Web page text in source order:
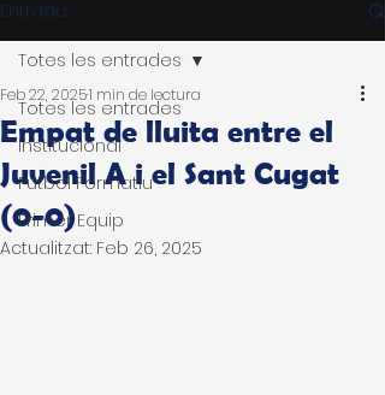
Entrada
Totes les entrades
Institucional
Futbol Formatiu
Primer Equip
Totes les entrades
Empat de lluita entre el
Juvenil A i el Sant Cugat
(0-0)
Feb 22, 20251 min de lectura
Actualitzat: Feb 26, 2025